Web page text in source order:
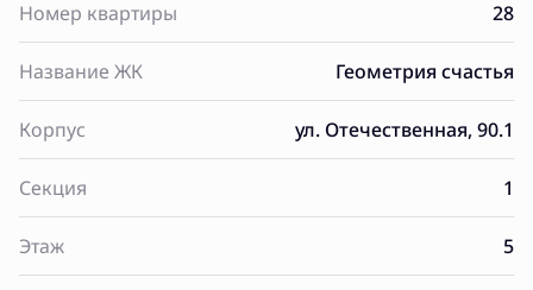
Номер квартиры 28
Название ЖК Геометрия счастья
Корпус ул. Отечественная, 90.1
Секция 1
Этаж 5